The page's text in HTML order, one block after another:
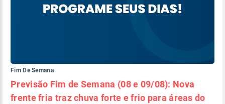
Fim De Semana
Previsão Fim de Semana (08 e 09/08): Nova
frente fria traz chuva forte e frio para áreas do